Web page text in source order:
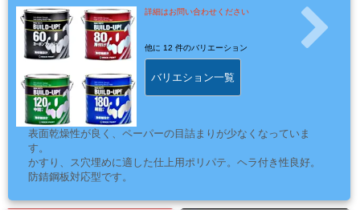
ー
ム
電
動
具・
ア
また、可視光線もほとんど出ないので光害の発生もなく、被照
射物に熱を加えません。
ＵＶ照射器の進化でＵＶレジンやＵＶパテ、ＵＶクリヤーが格
段に使いやすくなります。
詳細はお問い合わせください
他に 12 件のバリエーション
バリエション一覧
表面乾燥性が良く、ペーパーの目詰まりが少なくなっていま
す。
かすり、ス穴埋めに適した仕上用ポリパテ。ヘラ付き性良好。
防錆鋼板対応型です。